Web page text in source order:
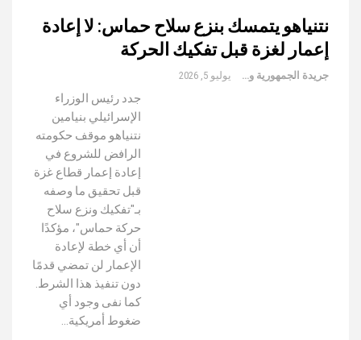
نتنياهو يتمسك بنزع سلاح حماس: لا إعادة
إعمار لغزة قبل تفكيك الحركة
جريدة الجمهورية والعالم يوليو 5, 2026
جدد رئيس الوزراء
الإسرائيلي بنيامين
نتنياهو موقف حكومته
الرافض للشروع في
إعادة إعمار قطاع غزة
قبل تحقيق ما وصفه
بـ"تفكيك ونزع سلاح
حركة حماس"، مؤكدًا
أن أي خطة لإعادة
الإعمار لن تمضي قدمًا
دون تنفيذ هذا الشرط.
كما نفى وجود أي
ضغوط أمريكية…